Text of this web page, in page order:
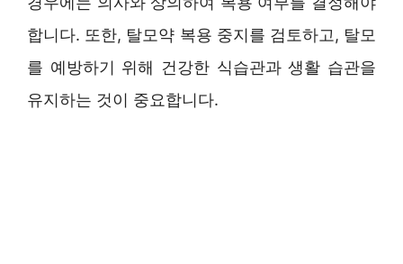
합니다. 또한, 탈모약 복용 중지를 검토하고, 탈모
를 예방하기 위해 건강한 식습관과 생활 습관을
유지하는 것이 중요합니다.